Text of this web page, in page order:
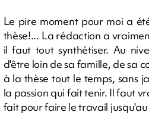
Le pire moment pour moi a
thèse!... La rédaction a
il faut tout synthétiser. Au
d'être loin de sa famille, de sa
à la thèse tout le temps, sans
la passion qui fait tenir. Il faut
fait pour faire le travail